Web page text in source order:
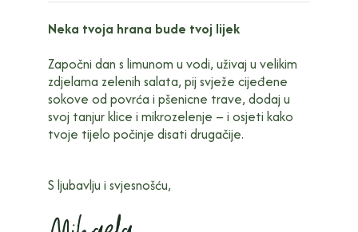
Neka tvoja hrana bude tvoj lijek
Započni dan s limunom u vodi, uživaj u velikim
zdjelama zelenih salata, pij svježe cijeđene
sokove od povrća i pšenicne trave, dodaj u
svoj tanjur klice i mikrozelenje – i osjeti kako
tvoje tijelo počinje disati drugačije.
S ljubavlju i svjesnošću,